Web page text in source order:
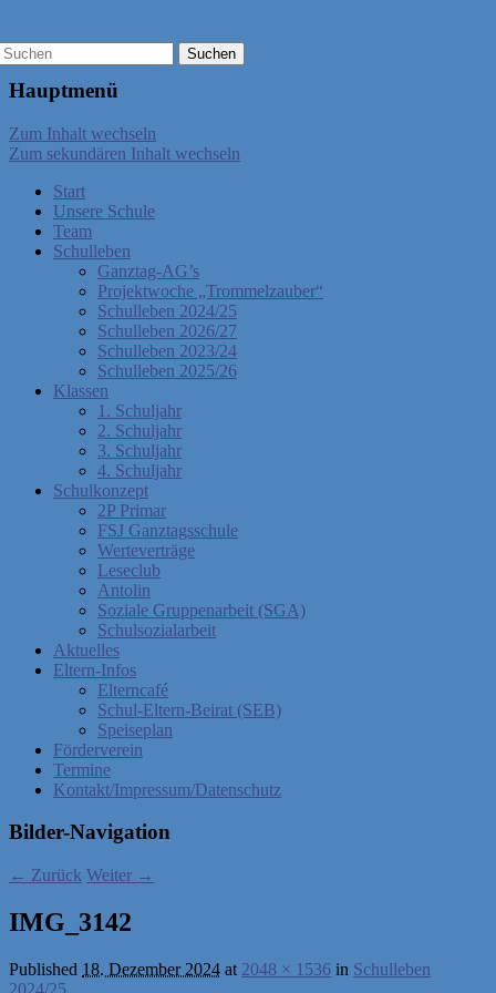
Hauptmenü
Zum Inhalt wechseln
Zum sekundären Inhalt wechseln
Start
Unsere Schule
Team
Schulleben
Ganztag-AG’s
Projektwoche „Trommelzauber“
Schulleben 2024/25
Schulleben 2026/27
Schulleben 2023/24
Schulleben 2025/26
Klassen
1. Schuljahr
2. Schuljahr
3. Schuljahr
4. Schuljahr
Schulkonzept
2P Primar
FSJ Ganztagsschule
Werteverträge
Leseclub
Antolin
Soziale Gruppenarbeit (SGA)
Schulsozialarbeit
Aktuelles
Eltern-Infos
Elterncafé
Schul-Eltern-Beirat (SEB)
Speiseplan
Förderverein
Termine
Kontakt/Impressum/Datenschutz
Bilder-Navigation
← Zurück Weiter →
IMG_3142
Published 18. Dezember 2024 at 2048 × 1536 in Schulleben
2024/25